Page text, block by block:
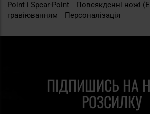
Point i Spear-Point
Повсякденні ножі
гравіюванням
Персоналізація
ПІДПИШИСЬ НА
РОЗСИЛКУ